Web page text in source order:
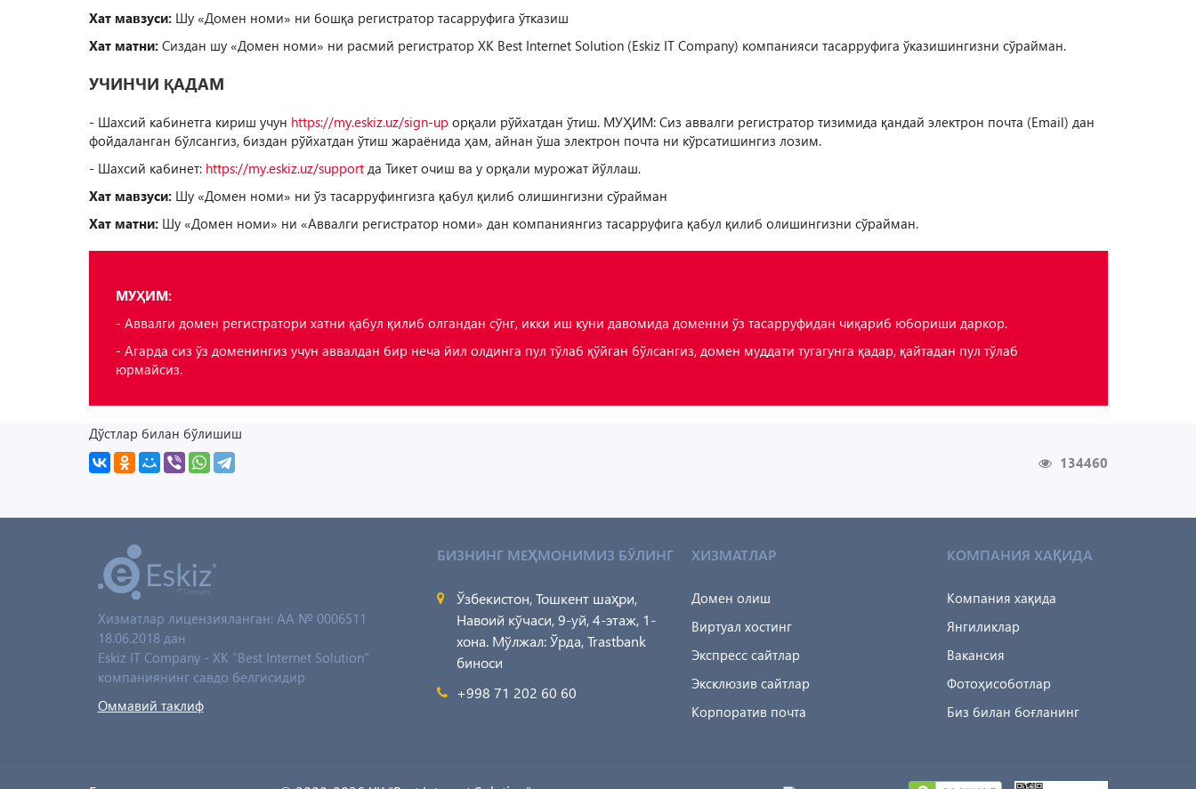
Хат мавзуси:Шу «Домен номи» ни бошқа регистратор тасарруфига ўтказиш
Хат матни:Сиздан шу «Домен номи» ни расмий регистратор ХК Best Internet Solution (Eskiz IT Company) компанияси тасарруфига ўказишингизни сўрайман.
УЧИНЧИ ҚАДАМ
- Шахсий кабинетга кириш учун https://my.eskiz.uz/sign-up орқали рўйхатдан ўтиш. МУҲИМ: Сиз аввалги регистратор тизимида қандай электрон почта (Email) дан
фойдаланган бўлсангиз, биздан рўйхатдан ўтиш жараёнида ҳам, айнан ўша электрон почта ни кўрсатишингиз лозим.
- Шахсий кабинет: https://my.eskiz.uz/supportда Тикет очиш ва у орқали мурожат йўллаш.
Хат мавзуси:Шу «Домен номи» ни ўз тасарруфингизга қабул қилиб олишингизни сўрайман
Хат матни: Шу «Домен номи» ни «Аввалги регистратор номи» дан компаниянгиз тасарруфига қабул қилиб олишингизни сўрайман.
МУҲИМ:
- Аввалги домен регистратори хатни қабул қилиб олгандан сўнг, икки иш куни давомида доменни ўз тасарруфидан чиқариб юбориши даркор.
- Агарда сиз ўз доменингиз учун аввалдан бир неча йил олдинга пул тўлаб қўйган бўлсангиз, домен муддати тугагунга қадар, қайтадан пул тўлаб
юрмайсиз.
Дўстлар билан бўлишиш
134460
Хизматлар лицензияланган: AA № 0006511
18.06.2018 дан
Eskiz IT Company - XK "Best Internet Solution"
компаниянинг савдо белгисидир
Оммавий таклиф
БИЗНИНГ МЕҲМОНИМИЗ БЎЛИНГ
Ўзбекистон, Тошкент шаҳри,
Навоий кўчаси, 9-уй, 4-этаж, 1-
хона. Мўлжал: Ўрда, Trastbank
биноси
+998 71 202 60 60
ХИЗМАТЛАР
Домен олиш
Виртуал хостинг
Экспресс сайтлар
Эксклюзив сайтлар
Корпоратив почта
КОМПАНИЯ ХАҚИДА
Компания хақида
Янгиликлар
Вакансия
Фотоҳисоботлар
Биз билан боғланинг